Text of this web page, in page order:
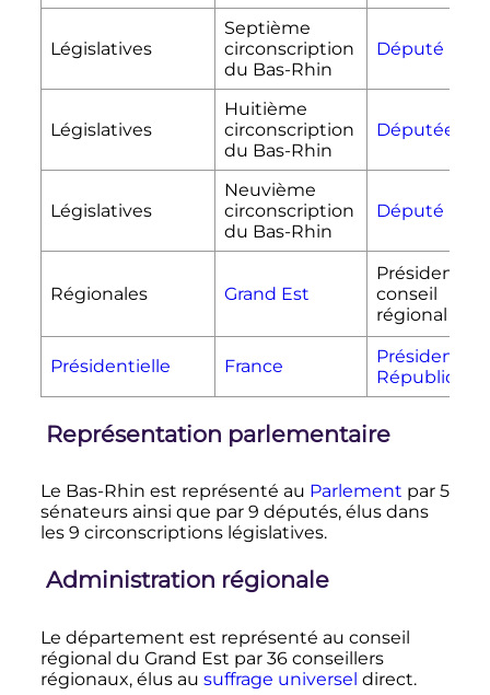
Législatives
Septième
circonscription
du Bas-Rhin
Député
Législatives
Huitième
circonscription
du Bas-Rhin
Députée
Législatives
Neuvième
circonscription
du Bas-Rhin
Député
Régionales Grand Est
Président du
conseil
régional
Présidentielle France
Président
République
Représentation parlementaire
Le Bas-Rhin est représenté au Parlement par 5
sénateurs ainsi que par 9 députés, élus dans
les 9 circonscriptions législatives.
Administration régionale
Le département est représenté au conseil
régional du Grand Est par 36 conseillers
régionaux, élus au suffrage universel direct.